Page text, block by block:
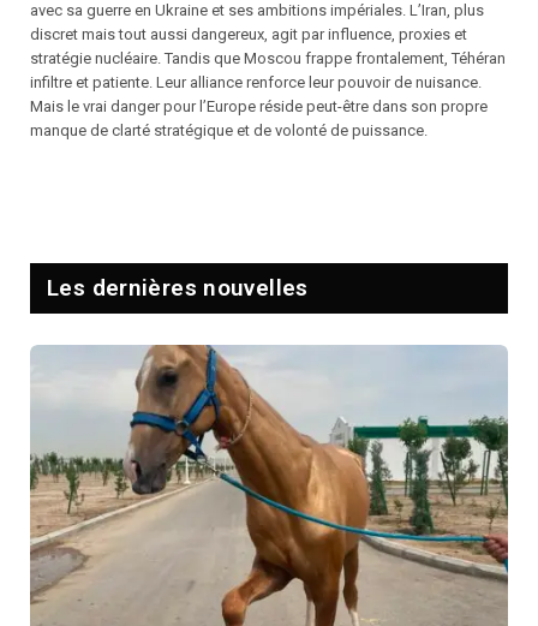
avec sa guerre en Ukraine et ses ambitions impériales. L’Iran, plus
discret mais tout aussi dangereux, agit par influence, proxies et
stratégie nucléaire. Tandis que Moscou frappe frontalement, Téhéran
infiltre et patiente. Leur alliance renforce leur pouvoir de nuisance.
Mais le vrai danger pour l’Europe réside peut-être dans son propre
manque de clarté stratégique et de volonté de puissance.
Les dernières nouvelles